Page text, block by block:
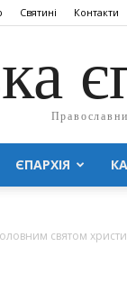
Святині Контакти
ЄПАРХІЯ
святом